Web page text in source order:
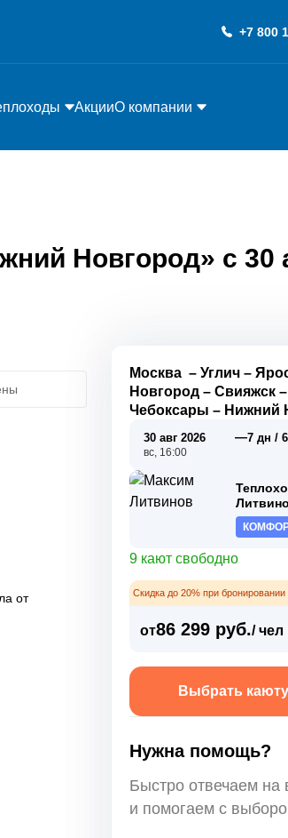
+7 800
АкцииО компании
Новгород» с 30
от
Москва –Углич –
Новгород –Свияжск –
Чебоксары – Нижний
30 авг 2026
вс, 16:00
—7 дн /
9 кают свободно
Скидка до 20% при бронировании
от86 299 руб./ чел
Выбрать каюту
Нужна помощь?
Быстро отвечаем на
и помогаем с